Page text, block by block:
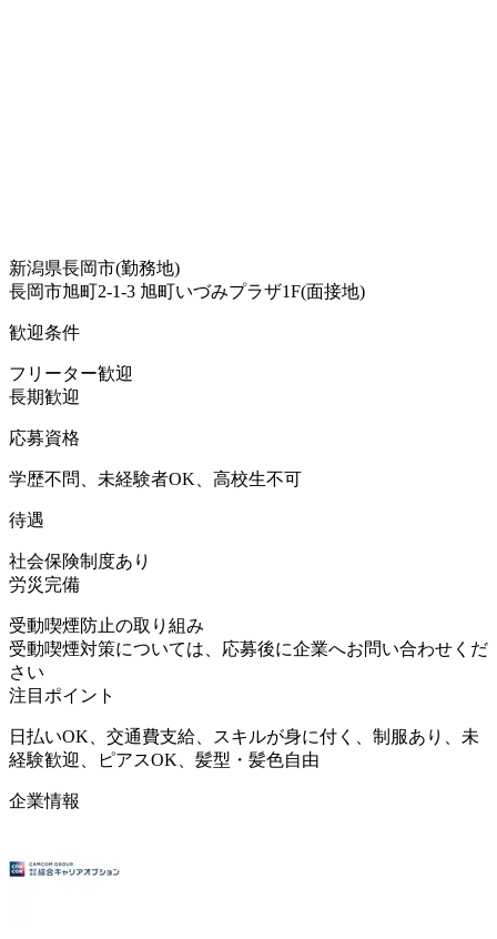
新潟県長岡市(勤務地)
長岡市旭町2-1-3 旭町いづみプラザ1F(面接地)
歓迎条件
フリーター歓迎
長期歓迎
応募資格
学歴不問、未経験者OK、高校生不可
待遇
社会保険制度あり
労災完備
受動喫煙防止の取り組み
受動喫煙対策については、応募後に企業へお問い合わせくだ
さい
注目ポイント
日払いOK、交通費支給、スキルが身に付く、制服あり、未
経験歓迎、ピアスOK、髪型・髪色自由
企業情報